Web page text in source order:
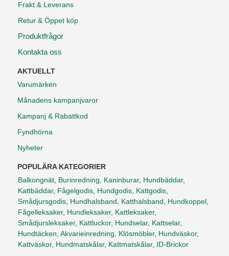
Frakt & Leverans
Retur & Öppet köp
Produktfrågor
Kontakta oss
AKTUELLT
Varumärken
Månadens kampanjvaror
Kampanj & Rabattkod
Fyndhörna
Nyheter
POPULÄRA KATEGORIER
Balkongnät, Burinredning, Kaninburar, Hundbäddar,
Kattbäddar, Fågelgodis, Hundgodis, Kattgodis,
Smådjursgodis, Hundhalsband, Katthalsband, Hundkoppel,
Fågelleksaker, Hundleksaker, Kattleksaker,
Smådjursleksaker, Kattluckor, Hundselar, Kattselar,
Hundtäcken, Akvarieinredning, Klösmöbler, Hundväskor,
Kattväskor, Hundmatskålar, Kattmatskålar, ID-Brickor